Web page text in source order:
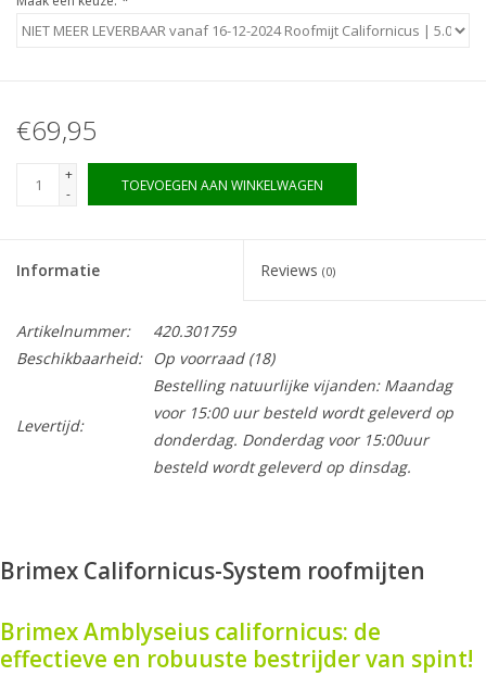
€69,95
+
-
TOEVOEGEN AAN WINKELWAGEN
Informatie Reviews (0)
Artikelnummer:
420.301759
Beschikbaarheid:
Op voorraad(18)
Levertijd:
Bestelling natuurlijke vijanden: Maandag
voor 15:00 uur besteld wordt geleverd op
donderdag. Donderdag voor 15:00uur
besteld wordt geleverd op dinsdag.
Brimex Californicus-System roofmijten
Brimex Amblyseius californicus: de
effectieve en robuuste bestrijder van spint!